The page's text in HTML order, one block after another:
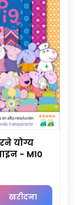
योग्य
- M10
खरीदना